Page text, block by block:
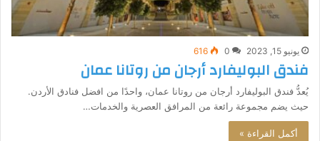
يونيو 15, 2023 0
616
فندق البوليفارد أرجان من روتانا عمان
يُعدُّ فندق البوليفارد أرجان من روتانا عمان، واحدًا من افضل فنادق الأردن.
حيث يضم مجموعة رائعة من المرافق العصرية والخدمات…
أكمل القراءة »